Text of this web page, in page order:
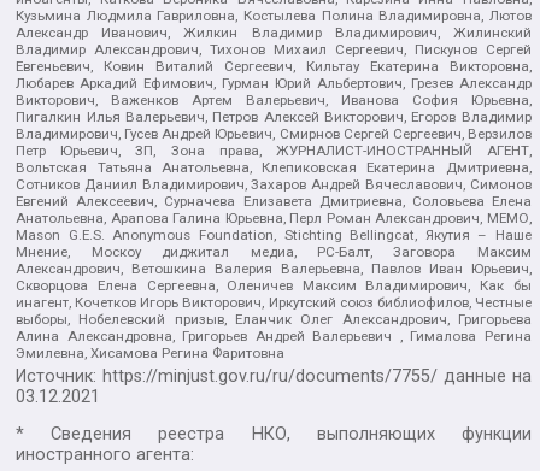
Кузьмина Людмила Гавриловна, Костылева Полина Владимировна, Лютов
Александр Иванович, Жилкин Владимир Владимирович, Жилинский
Владимир Александрович, Тихонов Михаил Сергеевич, Пискунов Сергей
Евгеньевич, Ковин Виталий Сергеевич, Кильтау Екатерина Викторовна,
Любарев Аркадий Ефимович, Гурман Юрий Альбертович, Грезев Александр
Викторович, Важенков Артем Валерьевич, Иванова София Юрьевна,
Пигалкин Илья Валерьевич, Петров Алексей Викторович, Егоров Владимир
Владимирович, Гусев Андрей Юрьевич, Смирнов Сергей Сергеевич, Верзилов
Петр Юрьевич, ЗП, Зона права, ЖУРНАЛИСТ-ИНОСТРАННЫЙ АГЕНТ,
Вольтская Татьяна Анатольевна, Клепиковская Екатерина Дмитриевна,
Сотников Даниил Владимирович, Захаров Андрей Вячеславович, Симонов
Евгений Алексеевич, Сурначева Елизавета Дмитриевна, Соловьева Елена
Анатольевна, Арапова Галина Юрьевна, Перл Роман Александрович, МЕМО,
Mason G.E.S. Anonymous Foundation, Stichting Bellingcat, Якутия – Наше
Мнение, Москоу диджитал медиа, РС-Балт, Заговора Максим
Александрович, Ветошкина Валерия Валерьевна, Павлов Иван Юрьевич,
Скворцова Елена Сергеевна, Оленичев Максим Владимирович, Как бы
инагент, Кочетков Игорь Викторович, Иркутский союз библиофилов, Честные
выборы, Нобелевский призыв, Еланчик Олег Александрович, Григорьева
Алина Александровна, Григорьев Андрей Валерьевич , Гималова Регина
Эмилевна, Хисамова Регина Фаритовна
Источник: https://minjust.gov.ru/ru/documents/7755/ данные на
03.12.2021
* Сведения реестра НКО, выполняющих функции
иностранного агента: